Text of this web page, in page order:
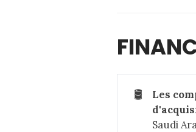
🛢️
Les
Saudi